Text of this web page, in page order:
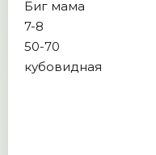
Биг мама
7-8
50-70
кубовидная